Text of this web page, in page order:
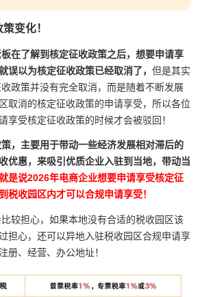
变化！
在了解到核定征收政策之后，想要申请享
误以为核定征收政策已经取消了， 但是其实
政策并没有完全取消，而是随着不断发展
取消的核定征收政策的申请享受，所以各位
享受核定征收政策的时候才会被驳回！
，主要用于带动一些经济发展相对滞后的
优惠，来吸引优质企业入驻到当地，带动当
是说2026年电商企业想要申请享受核定征
税收园区内才可以合规申请享受！
担心，如果本地没有合适的税收园区该
担心，还可以异地入驻税收园区合规申请享
册、经营、办公地址！